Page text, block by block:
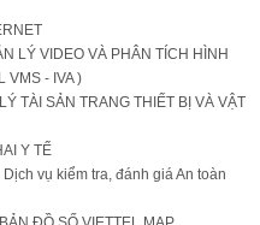
LÝ VIDEO VÀ PHÂN TÍCH HÌNH
VMS - IVA )
TÀI SẢN TRANG THIẾT BỊ VÀ VẬT
Y TẾ
vụ kiểm tra, đánh giá An toàn